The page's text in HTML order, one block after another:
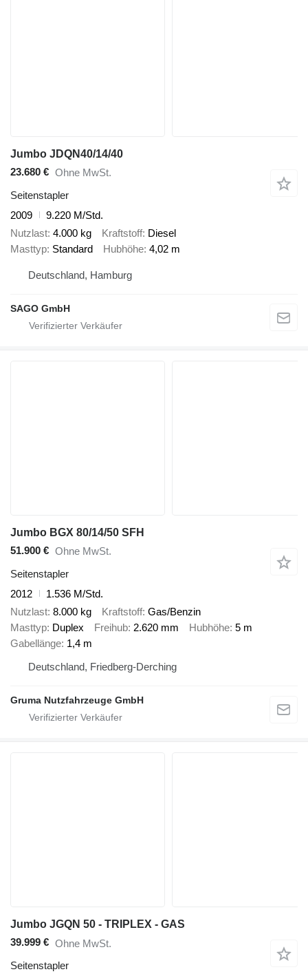
Jumbo JDQN40/14/40
23.680 € Ohne MwSt.
Seitenstapler
2009
9.220 M/Std.
Nutzlast 4.000 kg Kraftstoff Diesel
Masttyp Standard Hubhöhe 4,02 m
Deutschland, Hamburg
SAGO GmbH
Jumbo BGX 80/14/50 SFH
51.900 € Ohne MwSt.
Seitenstapler
2012
1.536 M/Std.
Nutzlast 8.000 kg Kraftstoff Gas/Benzin
Masttyp Duplex Freihub 2.620 mm Hubhöhe 5 m
Gabellänge 1,4 m
Deutschland, Friedberg-Derching
Gruma Nutzfahrzeuge GmbH
Jumbo JGQN 50 - TRIPLEX - GAS
39.999 € Ohne MwSt.
Seitenstapler